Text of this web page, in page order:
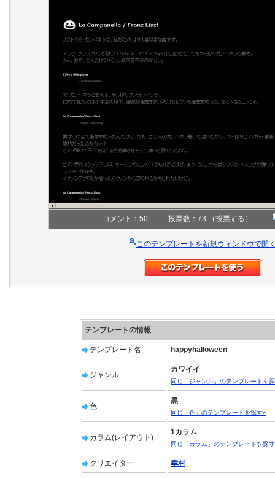
コメント： 50 投票数：73 （投票する）
このテンプレートを新規ウィンドウで開
テンプレートの情報
テンプレート名 happyhalloween
ジャンル
カワイイ
同じ「ジャンル」のテンプレートを
色
黒
同じ「色」のテンプレートを探す»
カラム(レイアウト)
1カラム
同じ「カラム」のテンプレートを探
クリエイター 幸村